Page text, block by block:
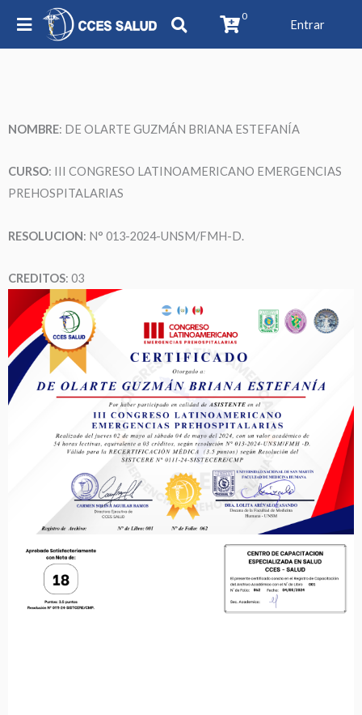
0
Entrar
NOMBRE: DE OLARTE GUZMÁN BRIANA ESTEFANÍA
CURSO: III CONGRESO LATINOAMERICANO EMERGENCIAS
PREHOSPITALARIAS
RESOLUCION: N° 013-2024-UNSM/FMH-D.
CREDITOS: 03